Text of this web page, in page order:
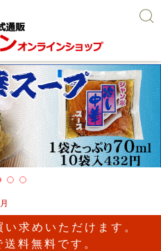
求めいただけます。
料無料です。